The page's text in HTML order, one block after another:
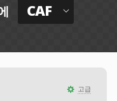
CAF
고급